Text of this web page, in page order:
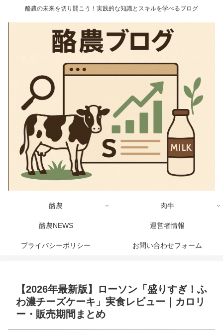
酪農の未来を切り開こう！実践的な知識とスキルを学べるブログ
酪農 肉牛
酪農NEWS 運営者情報
プライバシーポリシー お問い合わせフォーム
【2026年最新版】ローソン「盛りすぎ！ふ
わ濃チーズケーキ」実食レビュー｜カロリ
ー・販売期間まとめ